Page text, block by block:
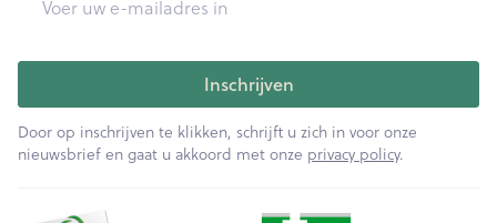
Inschrijven
Door op inschrijven te klikken, schrijft u zich in voor onze
nieuwsbrief en gaat u akkoord met onze privacy policy.